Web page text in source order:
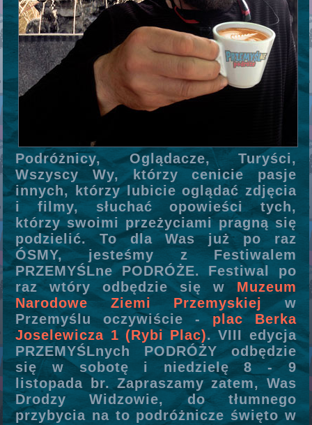
Podróżnicy, Oglądacze, Turyści,
Wszyscy Wy, którzy cenicie pasje
innych, którzy lubicie oglądać zdjęcia
i filmy, słuchać opowieści tych,
którzy swoimi przeżyciami pragną się
podzielić. To dla Was już po raz
ÓSMY, jesteśmy z Festiwalem
PRZEMYŚLne PODRÓŻE. Festiwal po
raz wtóry odbędzie się w Muzeum
Narodowe Ziemi Przemyskiej w
Przemyślu oczywiście -plac Berka
Joselewicza 1 (Rybi Plac). VIII edycja
PRZEMYŚLnych PODRÓŻY odbędzie
się w sobotę i niedzielę 8 - 9
listopada br. Zapraszamy zatem, Was
Drodzy Widzowie, do tłumnego
przybycia na to podróżnicze święto w